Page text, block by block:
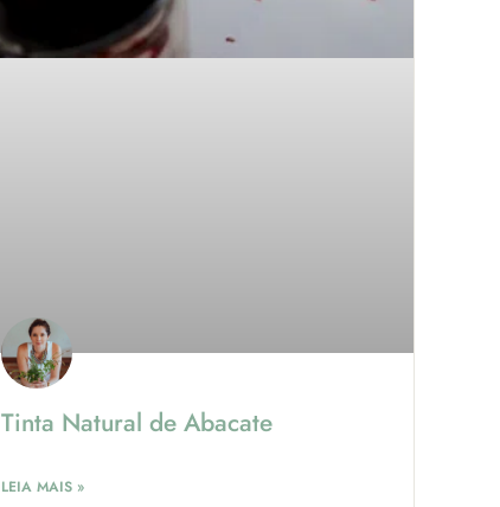
Tinta Natural de Abacate
LEIA MAIS »